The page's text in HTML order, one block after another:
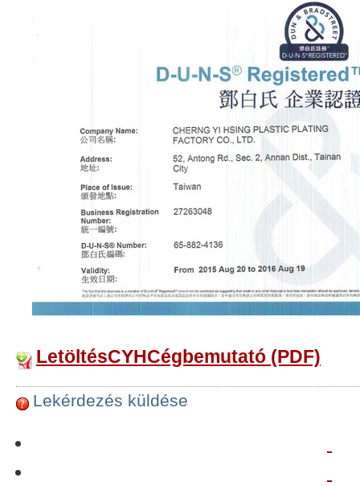
LetöltésCYHCégbemutató (PDF)
Lekérdezés küldése